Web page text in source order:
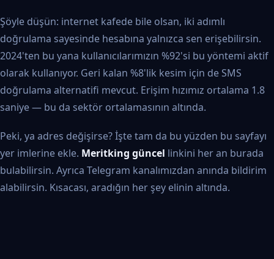
Şöyle düşün: internet kafede bile olsan, iki adımlı
doğrulama sayesinde hesabına yalnızca sen erişebilirsin.
2024'ten bu yana kullanıcılarımızın %92'si bu yöntemi aktif
olarak kullanıyor. Geri kalan %8'lik kesim için de SMS
doğrulama alternatifi mevcut. Erişim hızımız ortalama 1.8
saniye — bu da sektör ortalamasının altında.
Peki, ya adres değişirse? İşte tam da bu yüzden bu sayfayı
yer imlerine ekle. Meritking güncel linkini her an burada
bulabilirsin. Ayrıca Telegram kanalımızdan anında bildirim
alabilirsin. Kısacası, aradığın her şey elinin altında.